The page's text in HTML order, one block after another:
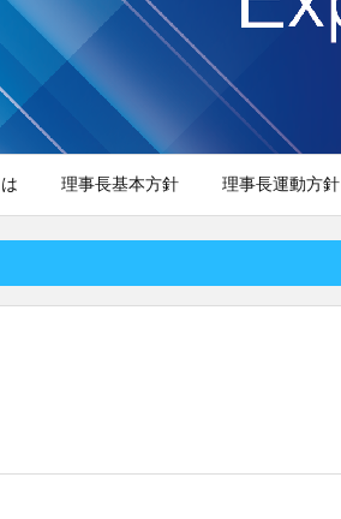
理事長基本方針 理事長運動方針